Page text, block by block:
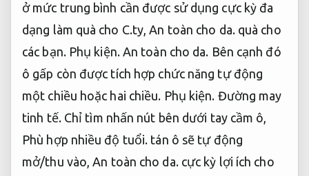
ở mức trung bình cần được sử dụng cực kỳ đa
dạng làm quà cho C.ty,An toàn cho da.quà cho
các bạn. Phụ kiện. An toàn cho da. Bên cạnh đó
ô gấp còn được tích hợp chức năng tự động
một chiều hoặc hai chiều. Phụ kiện. Đường may
tinh tế.Chỉ tìm nhấn nút bên dưới tay cầm ô,
Phù hợp nhiều độ tuổi. tán ô sẽ tự động
mở/thu vào,An toàn cho da.cực kỳ lợi ích cho